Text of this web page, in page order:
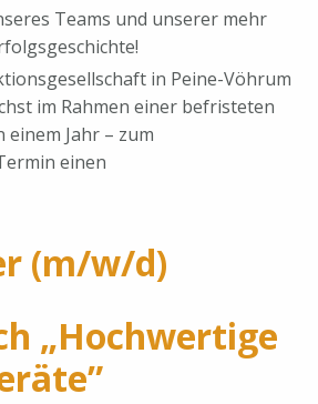
Teams und unserer mehr
in Peine-Vöhrum
im Rahmen einer befristeten
Jahr – zum
einen
(m/w/d)
„Hochwertige